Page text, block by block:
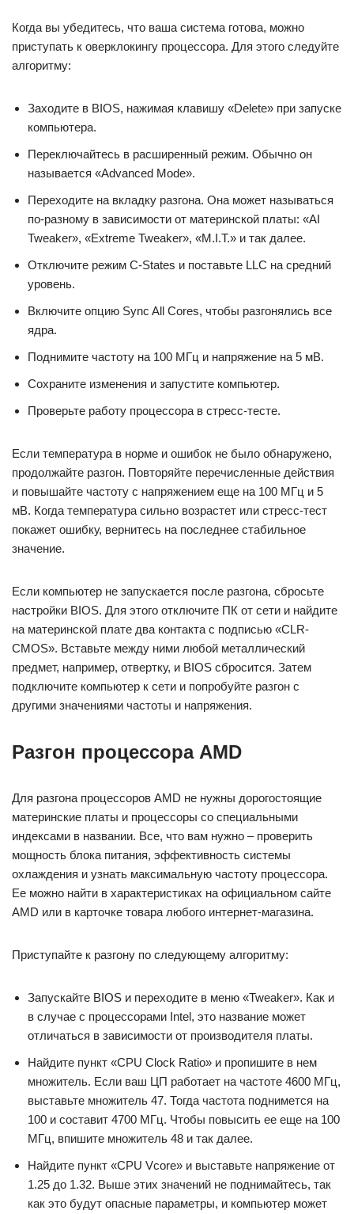
Когда вы убедитесь, что ваша система готова, можно
приступать к оверклокингу процессора. Для этого следуйте
алгоритму:
Заходите в BIOS, нажимая клавишу «Delete» при запуске
компьютера.
Переключайтесь в расширенный режим. Обычно он
называется «Advanced Mode».
Переходите на вкладку разгона. Она может называться
по-разному в зависимости от материнской платы: «AI
Tweaker», «Extreme Tweaker», «M.I.T.» и так далее.
Отключите режим C-States и поставьте LLC на средний
уровень.
Включите опцию Sync All Cores, чтобы разгонялись все
ядра.
Поднимите частоту на 100 МГц и напряжение на 5 мВ.
Сохраните изменения и запустите компьютер.
Проверьте работу процессора в стресс-тесте.
Если температура в норме и ошибок не было обнаружено,
продолжайте разгон. Повторяйте перечисленные действия
и повышайте частоту с напряжением еще на 100 МГц и 5
мВ. Когда температура сильно возрастет или стресс-тест
покажет ошибку, вернитесь на последнее стабильное
значение.
Если компьютер не запускается после разгона, сбросьте
настройки BIOS. Для этого отключите ПК от сети и найдите
на материнской плате два контакта с подписью «CLR-
CMOS». Вставьте между ними любой металлический
предмет, например, отвертку, и BIOS сбросится. Затем
подключите компьютер к сети и попробуйте разгон с
другими значениями частоты и напряжения.
Разгон процессора AMD
Для разгона процессоров AMD не нужны дорогостоящие
материнские платы и процессоры со специальными
индексами в названии. Все, что вам нужно – проверить
мощность блока питания, эффективность системы
охлаждения и узнать максимальную частоту процессора.
Ее можно найти в характеристиках на официальном сайте
AMD или в карточке товара любого интернет-магазина.
Приступайте к разгону по следующему алгоритму:
Запускайте BIOS и переходите в меню «Tweaker». Как и
в случае с процессорами Intel, это название может
отличаться в зависимости от производителя платы.
Найдите пункт «CPU Clock Ratio» и пропишите в нем
множитель. Если ваш ЦП работает на частоте 4600 МГц,
выставьте множитель 47. Тогда частота поднимется на
100 и составит 4700 МГц. Чтобы повысить ее еще на 100
МГц, впишите множитель 48 и так далее.
Найдите пункт «CPU Vcore» и выставьте напряжение от
1.25 до 1.32. Выше этих значений не поднимайтесь, так
как это будут опасные параметры, и компьютер может